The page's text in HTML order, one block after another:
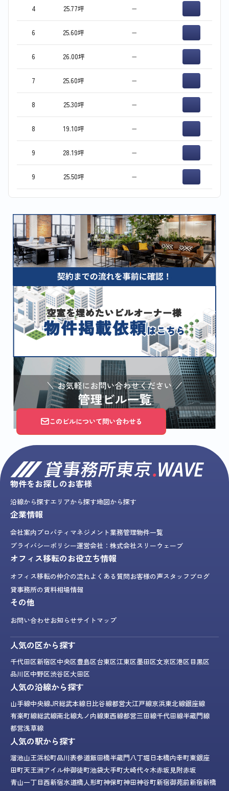
4 25.77坪 −
6 25.60坪 −
6 26.00坪 −
7 25.60坪 −
8 25.30坪 −
8 19.10坪 −
9 28.19坪 −
9 25.50坪 −
このビルについて問い合わせる
物件をお探しのお客様
沿線から探すエリアから探す地図から探す
企業情報
会社案内プロパティマネジメント業務管理物件一覧
プライバシーポリシー運営会社：株式会社スリーウェーブ
オフィス移転のお役立ち情報
オフィス移転の仲介の流れよくある質問お客様の声スタッフブログ
貸事務所の賃料相場情報
その他
お問い合わせお知らせサイトマップ
人気の区から探す
千代田区新宿区中央区豊島区台東区江東区墨田区文京区港区目黒区
品川区中野区渋谷区大田区
人気の沿線から探す
山手線中央線JR総武本線日比谷線都営大江戸線京浜東北線銀座線
有楽町線総武線南北線丸ノ内線東西線都営三田線千代田線半蔵門線
都営浅草線
人気の駅から探す
溜池山王浜松町品川表参道飯田橋半蔵門八丁堀日本橋内幸町東銀座
田町天王洲アイル仲御徒町池袋大手町大崎代々木赤坂見附赤坂
青山一丁目西新宿水道橋人形町神保町神田神谷町新宿御苑前新宿新橋